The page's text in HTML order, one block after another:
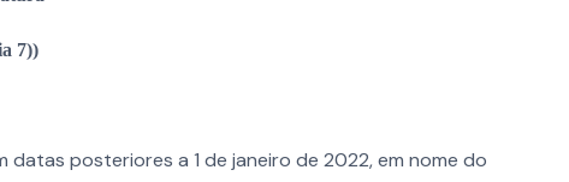
7))
posteriores a 1 de janeiro de 2022, em nome do